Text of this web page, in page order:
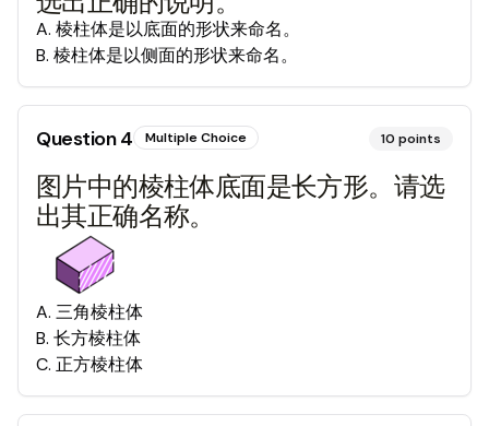
A. 棱柱体是以底面的形状来命名。
B. 棱柱体是以侧面的形状来命名。
Question4 Multiple Choice 10 points
图片中的棱柱体底面是长方形。请选
出其正确名称。
A. 三角棱柱体
B. 长方棱柱体
C. 正方棱柱体